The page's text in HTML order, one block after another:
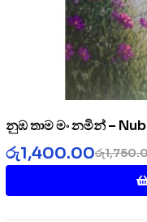
නුඹ තාම මං නමින් –
රු
රු1,400.00